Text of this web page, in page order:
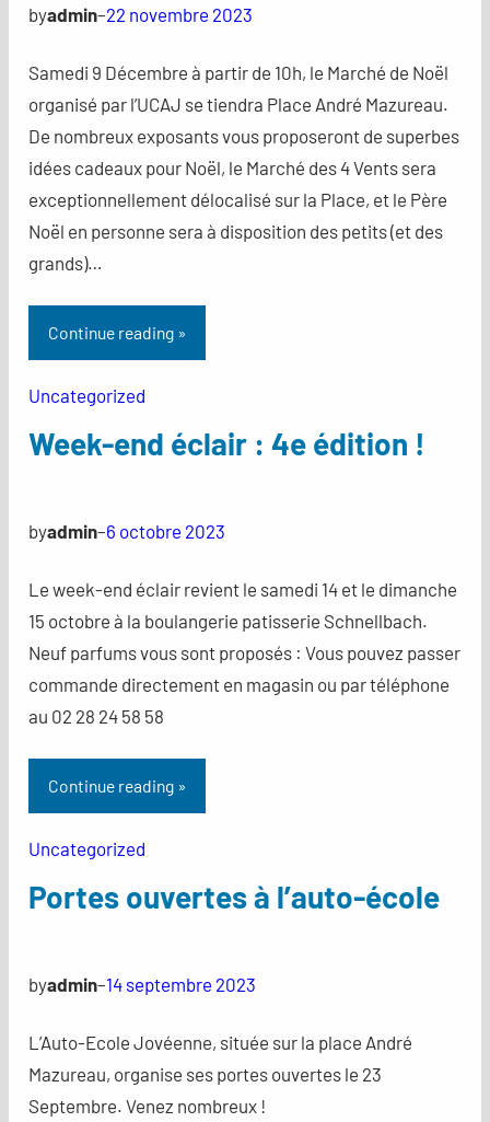
byadmin–22 novembre 2023
Samedi 9 Décembre à partir de 10h, le Marché de Noël
organisé par l’UCAJ se tiendra Place André Mazureau.
De nombreux exposants vous proposeront de superbes
idées cadeaux pour Noël, le Marché des 4 Vents sera
exceptionnellement délocalisé sur la Place, et le Père
Noël en personne sera à disposition des petits (et des
grands)…
Continue reading »
Uncategorized
Week-end éclair : 4e édition !
byadmin–6 octobre 2023
Le week-end éclair revient le samedi 14 et le dimanche
15 octobre à la boulangerie patisserie Schnellbach.
Neuf parfums vous sont proposés : Vous pouvez passer
commande directement en magasin ou par téléphone
au 02 28 24 58 58
Continue reading »
Uncategorized
Portes ouvertes à l’auto-école
byadmin–14 septembre 2023
L’Auto-Ecole Jovéenne, située sur la place André
Mazureau, organise ses portes ouvertes le 23
Septembre. Venez nombreux !